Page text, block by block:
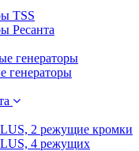
TSS
Ресанта
генераторы
генераторы
2 режущие кромки
4 режущих